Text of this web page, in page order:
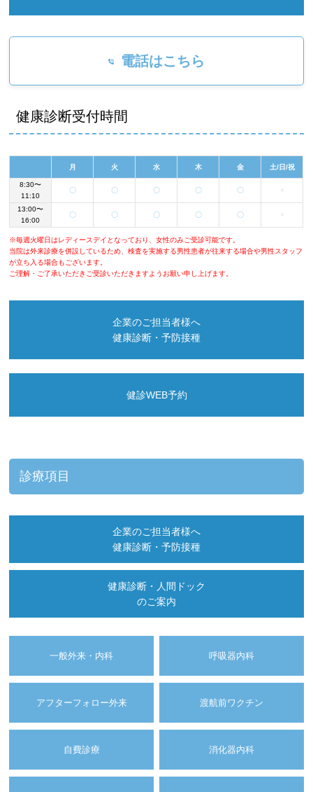
電話はこちら
健康診断受付時間
月 火 水 木 金 土/日/祝
8:30〜
11:10
〇 〇 〇 〇 〇
13:00〜
16:00
〇 〇 〇 〇 〇
※毎週火曜日はレディースデイとなっており、女性のみご受診可能です。
当院は外来診療を併設しているため、検査を実施する男性患者が往来する場合や男性スタッフ
が立ち入る場合もございます。
ご理解・ご了承いただきご受診いただきますようお願い申し上げます。
企業のご担当者様へ
健康診断・予防接種
健診WEB予約
診療項目
企業のご担当者様へ
健康診断・予防接種
健康診断・人間ドック
のご案内
一般外来・内科 呼吸器内科
アフターフォロー外来 渡航前ワクチン
自費診療 消化器内科